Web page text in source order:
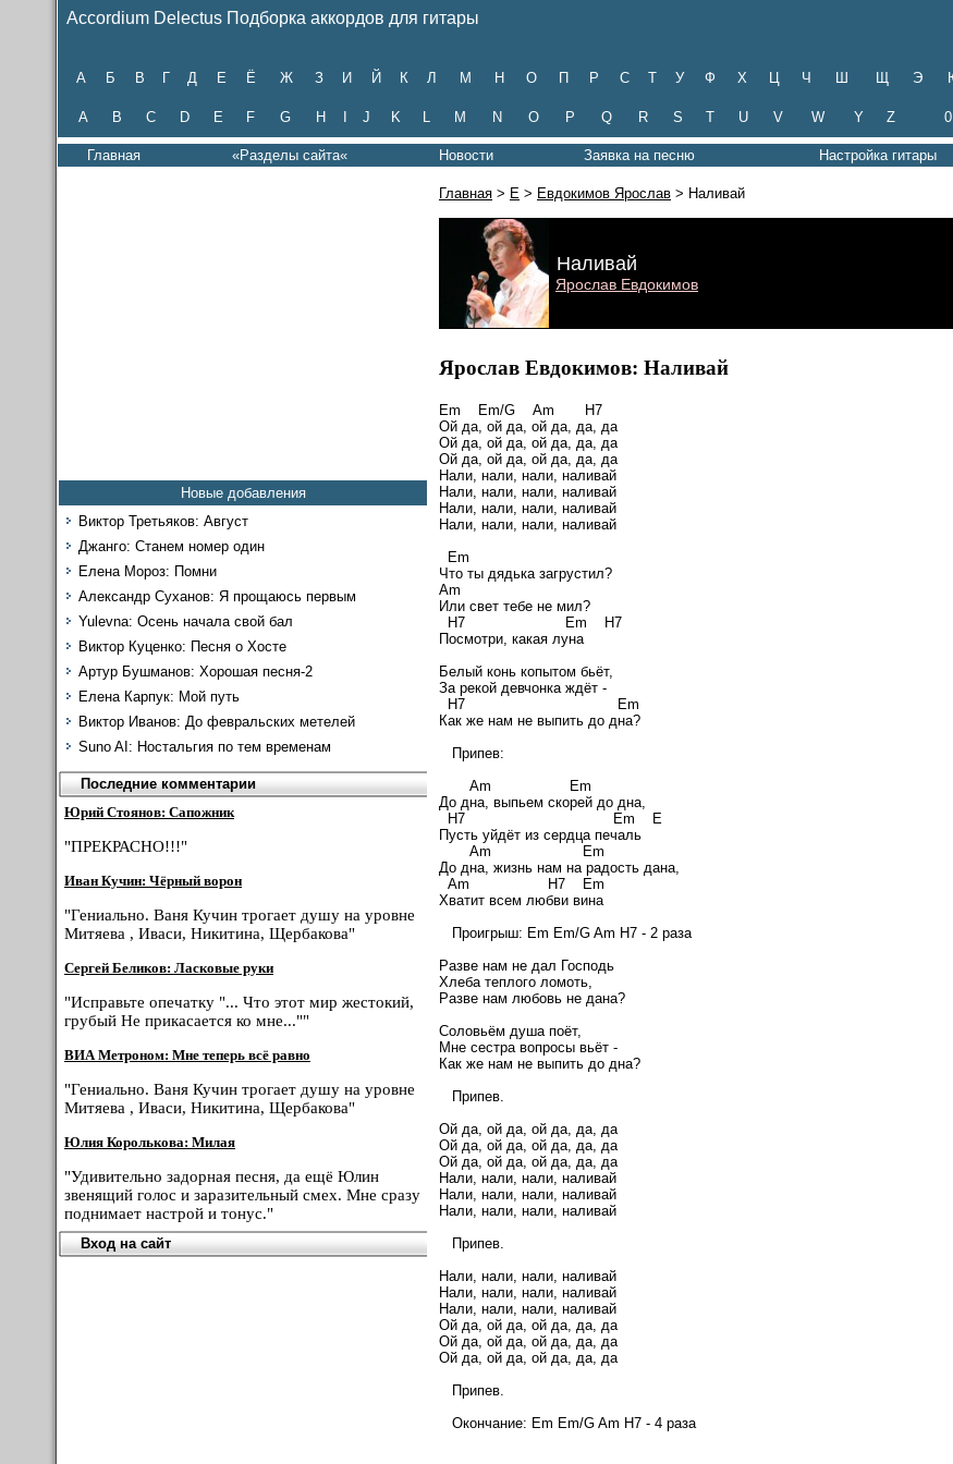
Accordium Delectus Подборка аккордов для гитары
А Б В Г Д Е Ё Ж З И Й К Л М Н О П Р С Т У Ф Х Ц Ч Ш Щ Э
A B C D E F G H J K L M N O P Q R S T U V W Y Z
Главная «Разделы сайта« Новости Заявка на песню Настройка гитары
Новые добавления
Виктор Третьяков: Август
Джанго: Станем номер один
Елена Мороз: Помни
Александр Суханов: Я прощаюсь первым
Yulevna: Осень начала свой бал
Виктор Куценко: Песня о Хосте
Артур Бушманов: Хорошая песня-2
Елена Карпук: Мой путь
Виктор Иванов: До февральских метелей
Suno AI: Ностальгия по тем временам
Последние комментарии
Юрий Стоянов: Сапожник
"ПРЕКРАСНО!!!"
Иван Кучин: Чёрный ворон
"Гениально. Ваня Кучин трогает душу на уровне
Митяева , Иваси, Никитина, Щербакова"
Сергей Беликов: Ласковые руки
"Исправьте опечатку "... Что этот мир жестокий,
грубый Не прикасается ко мне...""
ВИА Метроном: Мне теперь всё равно
"Гениально. Ваня Кучин трогает душу на уровне
Митяева , Иваси, Никитина, Щербакова"
Юлия Королькова: Милая
"Удивительно задорная песня, да ещё Юлин
звенящий голос и заразительный смех. Мне сразу
поднимает настрой и тонус."
Вход на сайт
Главная > Е > Евдокимов Ярослав > Наливай
Наливай
Ярослав Евдокимов
Ярослав Евдокимов: Наливай
Em Em/G Am H7
Ой да, ой да, ой да, да, да
Ой да, ой да, ой да, да, да
Ой да, ой да, ой да, да, да
Нали, нали, нали, наливай
Нали, нали, нали, наливай
Нали, нали, нали, наливай
Нали, нали, нали, наливай
Em
Что ты дядька загрустил?
Am
Или свет тебе не мил?
H7 Em H7
Посмотри, какая луна
Белый конь копытом бьёт,
За рекой девчонка ждёт -
H7 Em
Как же нам не выпить до дна?
Припев:
Am Em
До дна, выпьем скорей до дна,
H7 Em E
Пусть уйдёт из сердца печаль
Am Em
До дна, жизнь нам на радость дана,
Am H7 Em
Хватит всем любви вина
Проигрыш: Em Em/G Am H7 - 2 раза
Разве нам не дал Господь
Хлеба теплого ломоть,
Разве нам любовь не дана?
Соловьём душа поёт,
Мне сестра вопросы вьёт -
Как же нам не выпить до дна?
Припев.
Ой да, ой да, ой да, да, да
Ой да, ой да, ой да, да, да
Ой да, ой да, ой да, да, да
Нали, нали, нали, наливай
Нали, нали, нали, наливай
Нали, нали, нали, наливай
Припев.
Нали, нали, нали, наливай
Нали, нали, нали, наливай
Нали, нали, нали, наливай
Ой да, ой да, ой да, да, да
Ой да, ой да, ой да, да, да
Ой да, ой да, ой да, да, да
Припев.
Окончание: Em Em/G Am H7 - 4 раза